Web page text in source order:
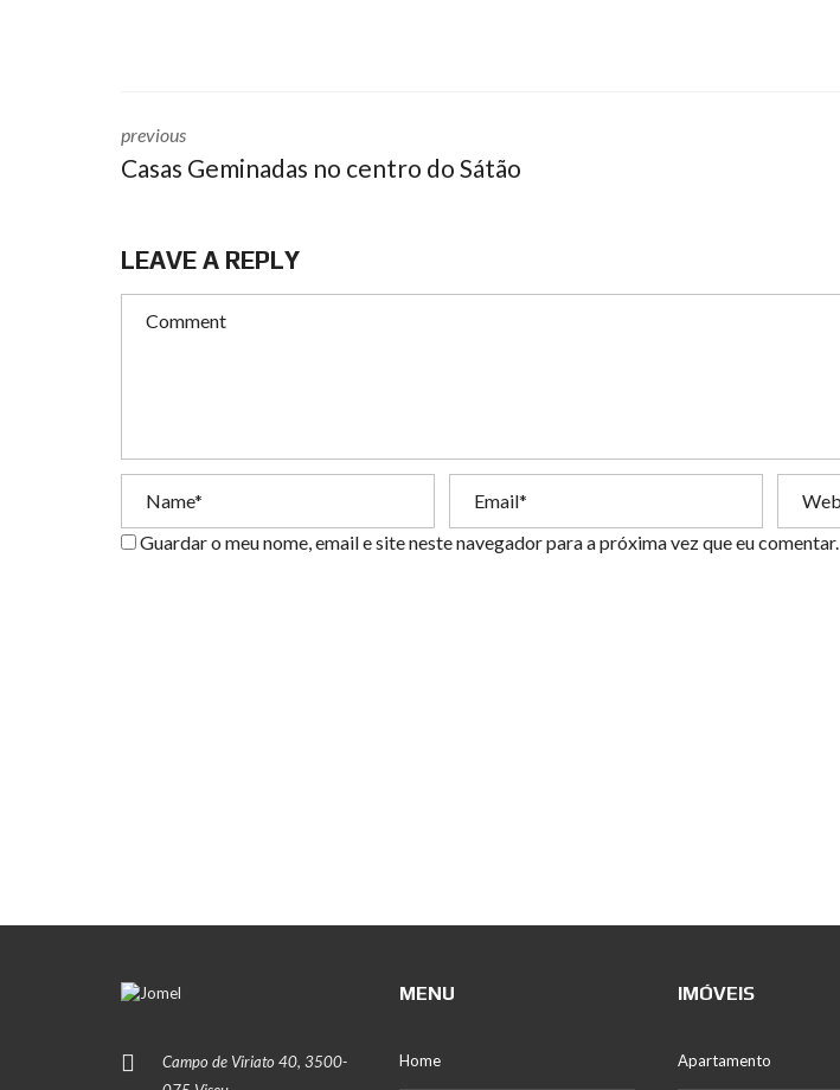
previous
Casas Geminadas no centro do Sátão
LEAVE A REPLY
Guardar o meu nome, email e site neste navegador para a próxima vez que eu comentar.
Campo de Viriato 40, 3500-
MENU
Home
IMÓVEIS
Apartamento